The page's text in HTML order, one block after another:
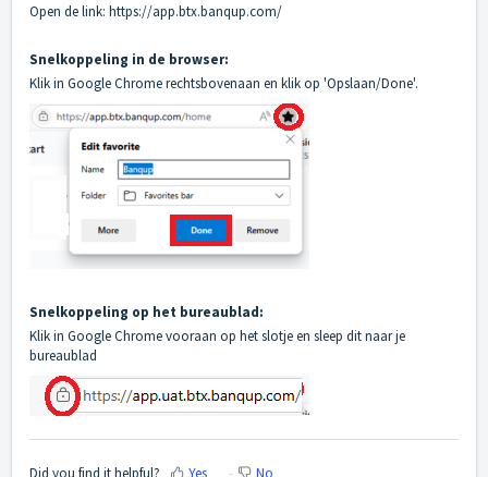
Open de link: https://app.btx.banqup.com/
Snelkoppeling in de browser:
Klik in Google Chrome rechtsbovenaan en klik op 'Opslaan/Done'.
Snelkoppeling op het bureaublad:
Klik in Google Chrome vooraan op het slotje en sleep dit naar je
bureaublad
Did you find it helpful? Yes No